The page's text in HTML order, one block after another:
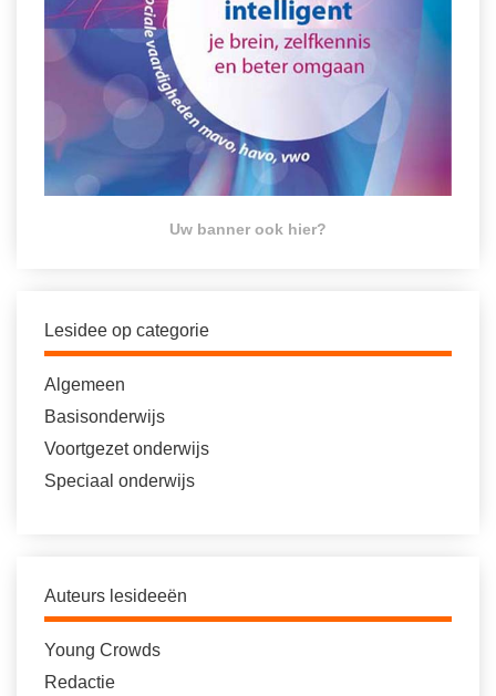
Uw banner ook hier?
Lesidee op categorie
Algemeen
Basisonderwijs
Voortgezet onderwijs
Speciaal onderwijs
Auteurs lesideeën
Young Crowds
Redactie